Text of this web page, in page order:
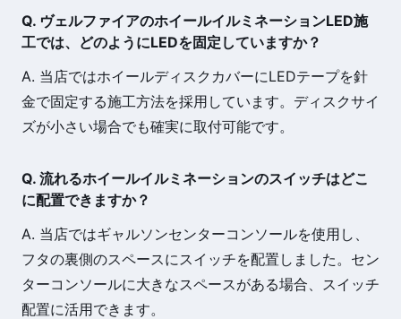
Q. ヴェルファイアのホイールイルミネーションLED施
工では、どのようにLEDを固定していますか？
A. 当店ではホイールディスクカバーにLEDテープを針
金で固定する施工方法を採用しています。ディスクサイ
ズが小さい場合でも確実に取付可能です。
Q. 流れるホイールイルミネーションのスイッチはどこ
に配置できますか？
A. 当店ではギャルソンセンターコンソールを使用し、
フタの裏側のスペースにスイッチを配置しました。セン
ターコンソールに大きなスペースがある場合、スイッチ
配置に活用できます。